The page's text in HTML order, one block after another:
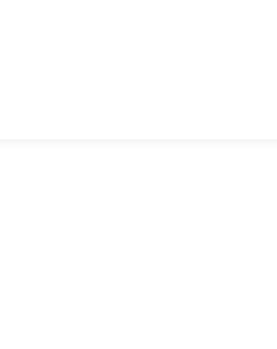
personnelles : elles
en matière de protection
L223-2 du Code de la